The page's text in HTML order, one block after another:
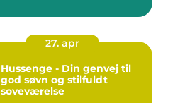
27. apr
Hussenge - Din genvej til
god søvn og stilfuldt
soveværelse